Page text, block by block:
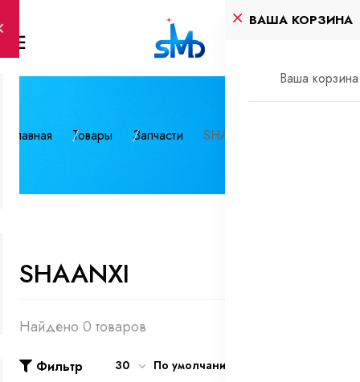
ВАША КОРЗИНА
Ваша корзина
Главная Товары Запчасти SHAANXI
SHAANXI
Найдено 0 товаров
Фильтр 30 По умолчанию